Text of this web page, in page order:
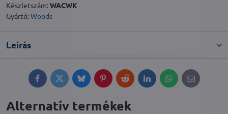
Készletszám:WACWK
Gyártó:Woods
Leírás
FacebookTwitterBlueskyPinterestRedditLinkedInWhatsApp
E-
mail
Alternatív termékek